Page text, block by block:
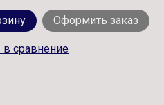
Оформить заказ
сравнение